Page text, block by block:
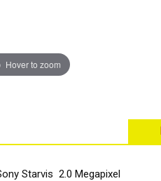
Hover to zoom
Starvis 2.0 Megapixel